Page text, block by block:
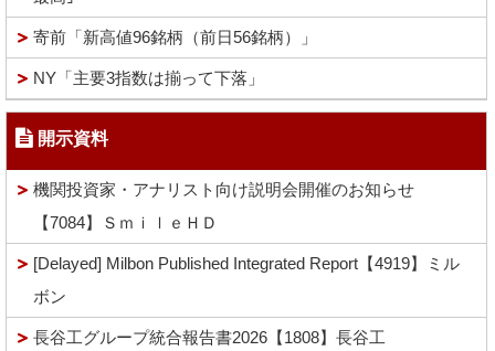
寄前「新高値96銘柄（前日56銘柄）」
NY「主要3指数は揃って下落」
開示資料
機関投資家・アナリスト向け説明会開催のお知らせ
【7084】ＳｍｉｌｅＨＤ
[Delayed] Milbon Published Integrated Report【4919】ミル
ボン
長谷工グループ統合報告書2026【1808】長谷工